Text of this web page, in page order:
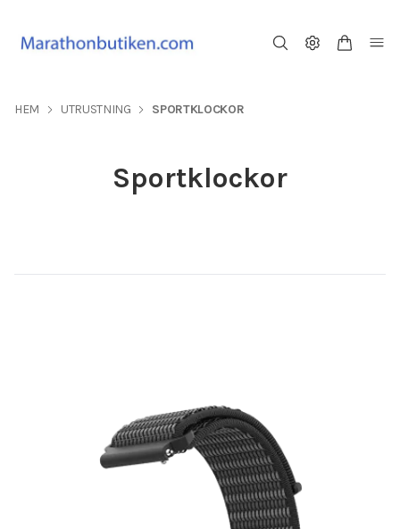
HEM UTRUSTNING SPORTKLOCKOR
Sportklockor